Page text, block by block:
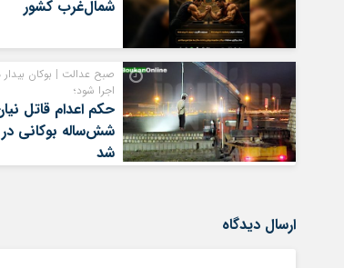
شمال‌غرب کشور
صبح عدالت | بوکان بیدار
اجرا شود؛
حکم اعدام قاتل
شش‌ساله بوکانی در
شد
ارسال دیدگاه